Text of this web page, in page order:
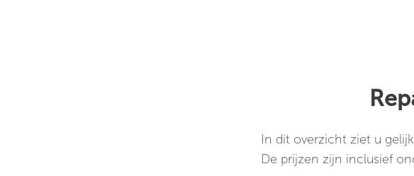
In dit overzicht ziet u
De prijzen zijn inclusief